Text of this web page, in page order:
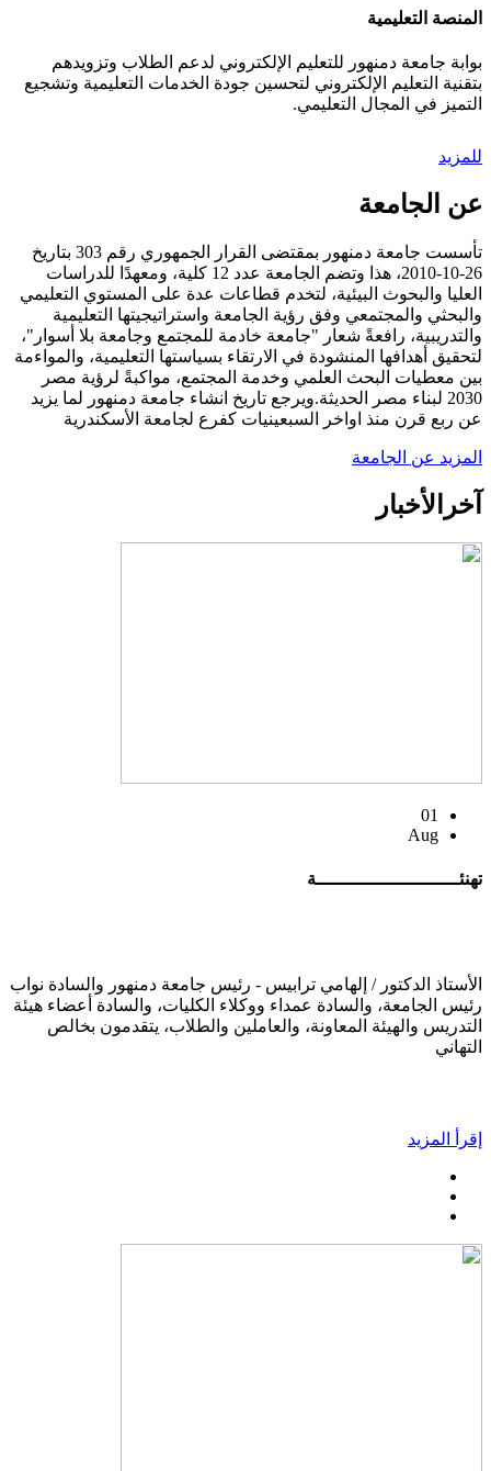
المنصة التعليمية
بوابة جامعة دمنهور للتعليم الإلكتروني لدعم الطلاب وتزويدهم
بتقنية التعليم الإلكتروني لتحسين جودة الخدمات التعليمية وتشجيع
التميز في المجال التعليمي.
للمزيد
عن الجامعة
تأسست جامعة دمنهور بمقتضى القرار الجمهوري رقم 303 بتاريخ
26-10-2010، هذا وتضم الجامعة عدد 12 كلية، ومعهدًا للدراسات
العليا والبحوث البيئية، لتخدم قطاعات عدة على المستوي التعليمي
والبحثي والمجتمعي وفق رؤية الجامعة واستراتيجيتها التعليمية
والتدريبية، رافعةً شعار "جامعة خادمة للمجتمع وجامعة بلا أسوار"،
لتحقيق أهدافها المنشودة في الارتقاء بسياستها التعليمية، والمواءمة
بين معطيات البحث العلمي وخدمة المجتمع، مواكبةً لرؤية مصر
2030 لبناء مصر الحديثة.ويرجع تاريخ انشاء جامعة دمنهور لما يزيد
عن ربع قرن منذ اواخر السبعينيات كفرع لجامعة الأسكندرية
المزيد عن الجامعة
آخر الأخبار
01
Aug
تهنئــــــــــــــــــــــــــة
الأستاذ الدكتور / إلهامي ترابيس - رئيس جامعة دمنهور والسادة نواب
رئيس الجامعة، والسادة عمداء ووكلاء الكليات، والسادة أعضاء هيئة
التدريس والهيئة المعاونة، والعاملين والطلاب، يتقدمون بخالص
التهاني
إقرأ المزيد